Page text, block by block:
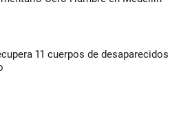
11 cuerpos de desaparecidos